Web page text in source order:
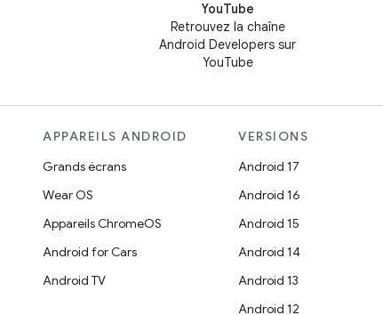
YouTube
Retrouvez la chaîne
Android Developers sur
YouTube
APPAREILS ANDROID
Grands écrans
Wear OS
Appareils ChromeOS
Android for Cars
Android TV
VERSIONS
Android 17
Android 16
Android 15
Android 14
Android 13
Android 12